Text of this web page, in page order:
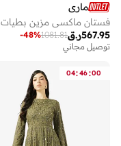
ماري
فستان ماكسي مزين بطيات
ر.ق567.95
1081.81
-48%
توصيل مجاني
04:46:00